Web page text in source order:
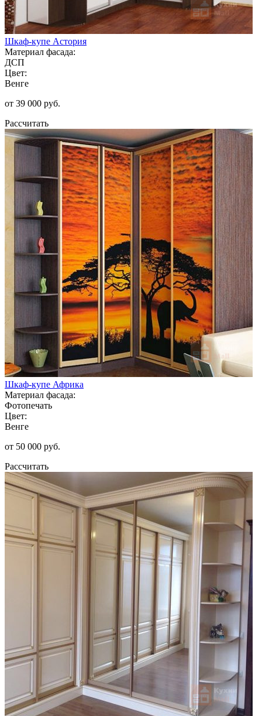
Шкаф-купе Астория
Материал фасада:
ДСП
Цвет:
Венге
от 39 000 руб.
Рассчитать
Шкаф-купе Африка
Материал фасада:
Фотопечать
Цвет:
Венге
от 50 000 руб.
Рассчитать